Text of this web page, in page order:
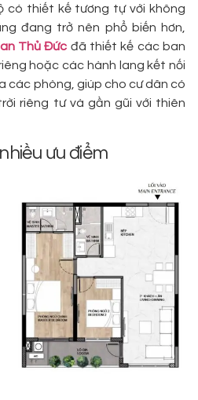
có thiết kế tương tự với không
đang trở nên phổ biến hơn,
Thủ Đức đã thiết kế các ban
hoặc các hành lang kết nối
các phòng, giúp cho cư dân có
riêng tư và gần gũi với thiên
ưu điểm